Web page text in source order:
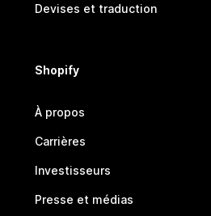
Devises et traduction
Shopify
À propos
Carrières
Investisseurs
Presse et médias